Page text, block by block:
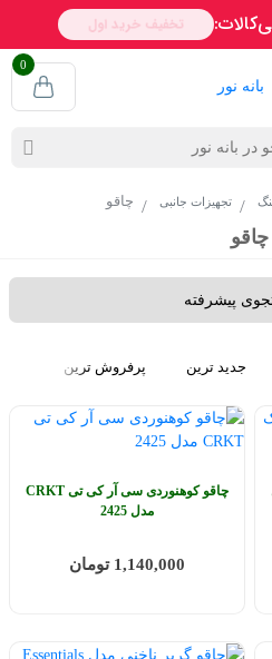
0
تجهیزات جانبی چاقو
چاقو
پیشرفته
جدید ترین پرفروش ترین
چاقو کوهنوردی سی آر کی تی CRKT
مدل 2425
1,140,000 تومان